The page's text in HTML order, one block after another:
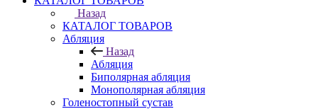
Назад
КАТАЛОГ ТОВАРОВ
Абляция
Назад
Абляция
Биполярная абляция
Монополярная абляция
Голеностопный сустав